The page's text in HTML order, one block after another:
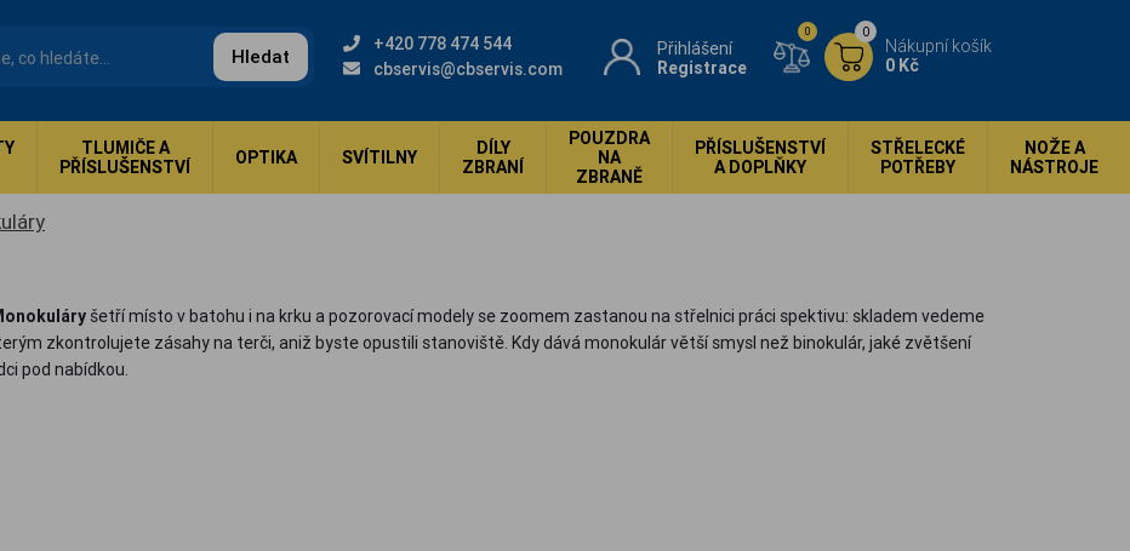
Hledat
+420 778 474 544
cbservis@cbservis.com
Přihlášení
Registrace
0
Nákupní košík
0 Kč
0
TLUMIČE A
PŘÍSLUŠENSTVÍ
OPTIKA SVÍTILNY
DÍLY
ZBRANÍ
POUZDRA
NA
ZBRANĚ
PŘÍSLUŠENSTVÍ
A DOPLŇKY
STŘELECKÉ
POTŘEBY
NOŽE A
NÁSTROJE
šetří místo v batohu i na krku a pozorovací modely se zoomem zastanou na střelnici práci spektivu: skladem vedeme
zkontrolujete zásahy na terči, aniž byste opustili stanoviště. Kdy dává monokulár větší smysl než binokulár, jaké zvětšení
pod nabídkou.